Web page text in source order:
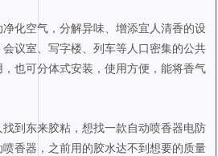
化空气，分解异味、增添宜人清香的设
议室、写字楼、列车等人口密集的公共
也可分体式安装，使用方便，能将香气
到东来胶粘，想找一款自动喷香器电防
香器，之前用的胶水达不到想要的质量